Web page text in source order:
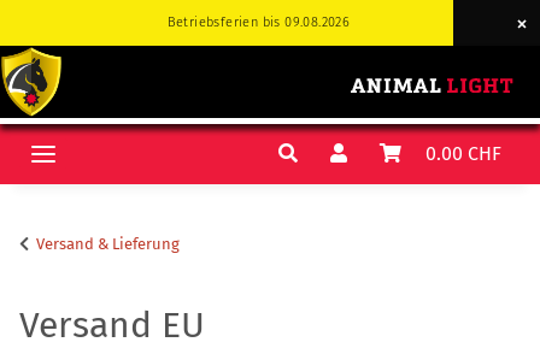
Betriebsferien bis 09.08.2026
Betriebsferien bis 09.08.2026
0.00 CHF
Versand & Lieferung
Versand EU